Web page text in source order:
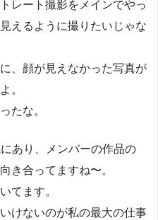
レート撮影をメインでやっ
えるように撮りたいじゃな
、顔が見えなかった写真が
。
たな。
あり、メンバーの作品の
き合ってますね〜。
てます。
けないのが私の最大の仕事